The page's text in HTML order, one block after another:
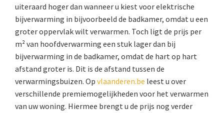
uiteraard hoger dan wanneer u kiest voor elektrische
bijverwarming in bijvoorbeeld de badkamer, omdat u een
groter oppervlak wilt verwarmen. Toch ligt de prijs per
m² van hoofdverwarming een stuk lager dan bij
bijverwarming in de badkamer, omdat de hart op hart
afstand groter is. Dit is de afstand tussen de
verwarmingsbuizen. Op vlaanderen.be leest u over
verschillende premiemogelijkheden voor het verwarmen
van uw woning. Hiermee brengt u de prijs nog verder